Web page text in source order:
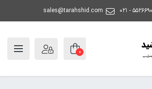
sales@tarahshid.com
0